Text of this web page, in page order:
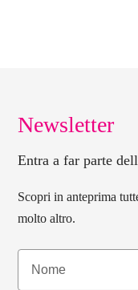
Newsletter
Entra a far parte
Scopri in anteprima
molto altro.